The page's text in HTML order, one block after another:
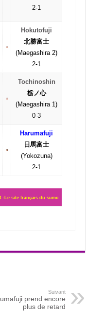
2-1
Hokutofuji
北勝富士
(Maegashira 2)
2-1
Tochinoshin
栃ノ心
(Maegashira 1)
0-3
Harumafuji
日馬富士
(Yokozuna)
2-1
-Le site français du sumo
Suivant
prend encore
plus de retard